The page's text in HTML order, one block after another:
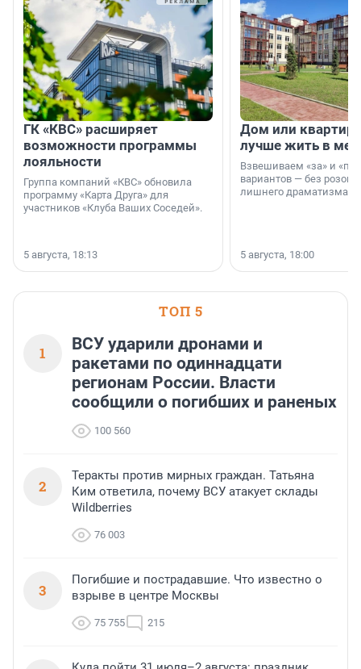
ГК «КВС» расширяет
возможности программы
лояльности
Группа компаний «КВС» обновила
программу «Карта Друга» для
участников «Клуба Ваших Соседей».
5 августа, 18:13
Дом или
лучше жить в
Взвешиваем «за» и
вариантов — без
лишнего драматизма.
5 августа, 18:00
ТОП 5
1
ВСУ ударили дронами и
ракетами по одиннадцати
регионам России. Власти
сообщили о погибших и раненых
100 560
2
Теракты против мирных граждан. Татьяна
Ким ответила, почему ВСУ атакует склады
Wildberries
76 003
3
Погибшие и пострадавшие. Что известно о
взрыве в центре Москвы
75 755 215